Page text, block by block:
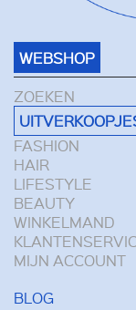
WEBSHOP
ZOEKEN
FASHION
HAIR
LIFESTYLE
BEAUTY
WINKELMAND
MIJN ACCOUNT
BLOG